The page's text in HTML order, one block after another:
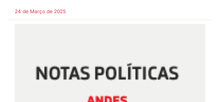
24 de Março de 2025